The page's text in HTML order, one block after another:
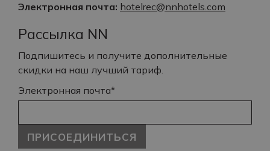
Электронная почта: hotelrec@nnhotels.com
Рассылка NN
Подпишитесь и получите дополнительные
скидки на наш лучший тариф.
Электронная почта*
ПРИСОЕДИНИТЬСЯ